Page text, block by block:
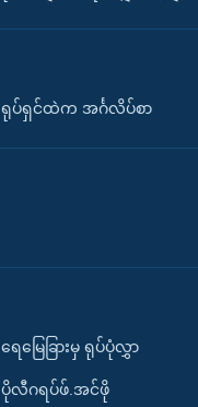
ရုပ်ရှင်ထဲက အင်္ဂလိပ်စာ
ရေမြေခြားမှ ရုပ်ပုံလွှာ
ပိုလီဂရပ်ဖ်.အင်ဖို